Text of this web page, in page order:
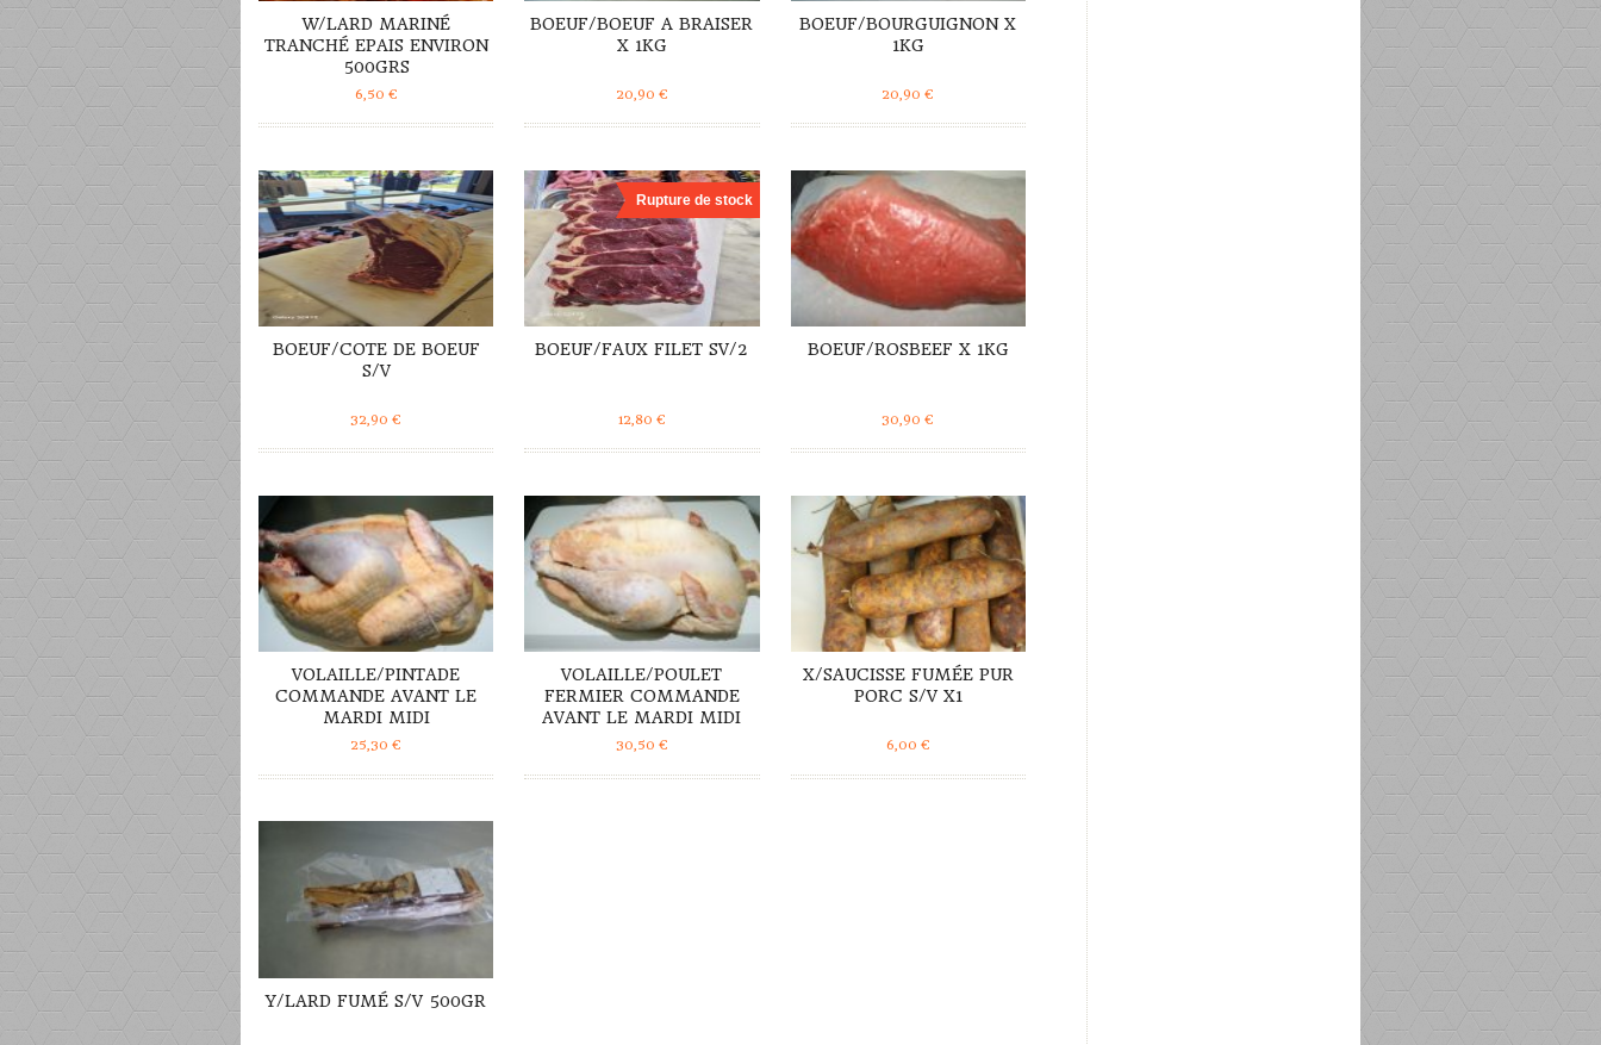
W/LARD MARINÉ
TRANCHÉ EPAIS ENVIRON
500GRS
6,50 €
BOEUF/BOEUF A BRAISER
X 1KG
20,90 €
BOEUF/BOURGUIGNON X
1KG
20,90€
DÉTAILS
BOEUF/COTE DE BOEUF
S/V
32,90€
Rupture de stock
DÉTAILS
BOEUF/FAUX FILET SV/2
12,80 €
DÉTAILS
BOEUF/ROSBEEF X 1KG
30,90€
DÉTAILS
VOLAILLE/PINTADE
COMMANDE AVANT LE
MARDI MIDI
25,30€
DÉTAILS
VOLAILLE/POULET
FERMIER COMMANDE
AVANT LE MARDI MIDI
30,50 €
DÉTAILS
X/SAUCISSE FUMÉE PUR
PORC S/V X1
6,00 €
DÉTAILS
Y/LARD FUMÉ S/V 500GR